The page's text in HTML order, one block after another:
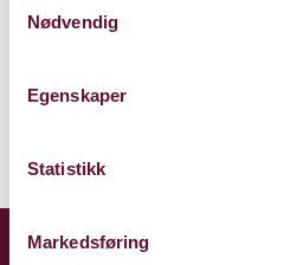
Nødvendig
Egenskaper
Statistikk
Markedsføring
Søndag 5. mai 2024